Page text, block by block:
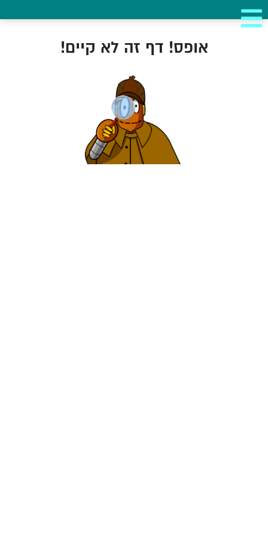
אופס! דף זה לא קיים!